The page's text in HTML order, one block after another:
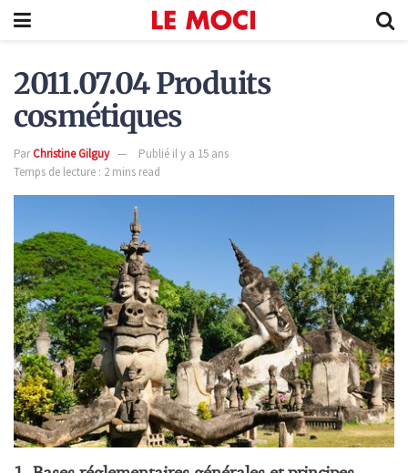
2011.07.04 Produits
cosmétiques
ParChristine Gilguy
Publié il y a 15 ans
Temps de lecture : 2 mins read